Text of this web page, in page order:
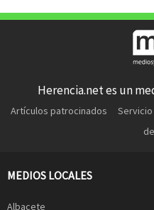
Herencia.net es un
Artículos patrocinados
MEDIOS LOCALES
Albacete